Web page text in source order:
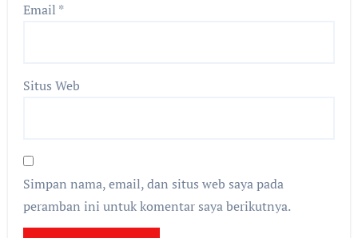
Email *
Situs Web
Simpan nama, email, dan situs web saya pada
peramban ini untuk komentar saya berikutnya.